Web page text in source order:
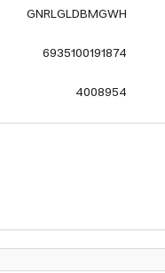
GNRLGLDBMGWH
6935100191874
4008954